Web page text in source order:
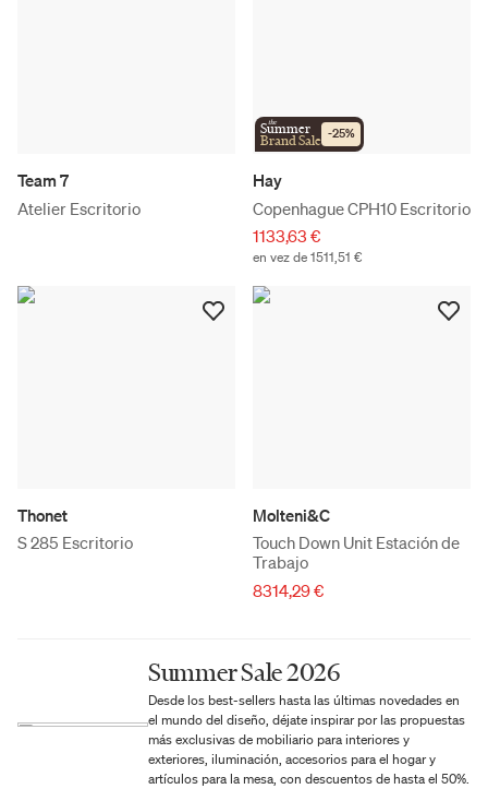
Team 7
Atelier Escritorio
the
Summer
Brand Sale -25%
Hay
Copenhague CPH10 Escritorio
1133,63 €
en vez de 1511,51 €
Thonet
S 285 Escritorio
Molteni&C
Touch Down Unit Estación de
Trabajo
8314,29 €
Summer Sale 2026
Desde los best-sellers hasta las últimas novedades en
el mundo del diseño, déjate inspirar por las propuestas
más exclusivas de mobiliario para interiores y
exteriores, iluminación, accesorios para el hogar y
artículos para la mesa, con descuentos de hasta el 50%.